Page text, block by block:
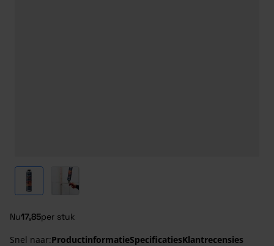
View larger imageView larger image
Nu17,85per stuk
Snel naar:ProductinformatieSpecificatiesKlantrecensies